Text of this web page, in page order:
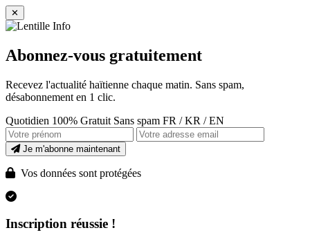
✕
Abonnez-vous gratuitement
Recevez l'actualité haïtienne chaque matin. Sans spam,
désabonnement en 1 clic.
Quotidien 100% Gratuit Sans spam FR / KR / EN
Je m'abonne maintenant
Vos données sont protégées
Inscription réussie !